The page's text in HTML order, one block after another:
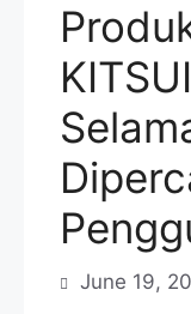
June 19,